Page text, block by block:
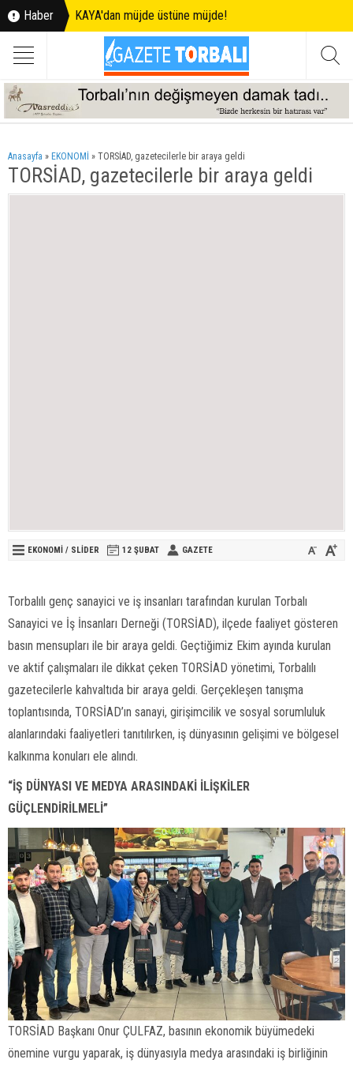
Haber KAYA'dan müjde üstüne müjde!
Anasayfa » EKONOMİ » TORSİAD, gazetecilerle bir araya geldi
TORSİAD, gazetecilerle bir araya geldi
EKONOMİ / SLİDER 12 ŞUBAT GAZETE
Torbalılı genç sanayici ve iş insanları tarafından kurulan Torbalı
Sanayici ve İş İnsanları Derneği (TORSİAD), ilçede faaliyet gösteren
basın mensupları ile bir araya geldi. Geçtiğimiz Ekim ayında kurulan
ve aktif çalışmaları ile dikkat çeken TORSİAD yönetimi, Torbalılı
gazetecilerle kahvaltıda bir araya geldi. Gerçekleşen tanışma
toplantısında, TORSİAD’ın sanayi, girişimcilik ve sosyal sorumluluk
alanlarındaki faaliyetleri tanıtılırken, iş dünyasının gelişimi ve bölgesel
kalkınma konuları ele alındı.
“İŞ DÜNYASI VE MEDYA ARASINDAKİ İLİŞKİLER
GÜÇLENDİRİLMELİ”
TORSİAD Başkanı Onur ÇULFAZ, basının ekonomik büyümedeki
önemine vurgu yaparak, iş dünyasıyla medya arasındaki iş birliğinin